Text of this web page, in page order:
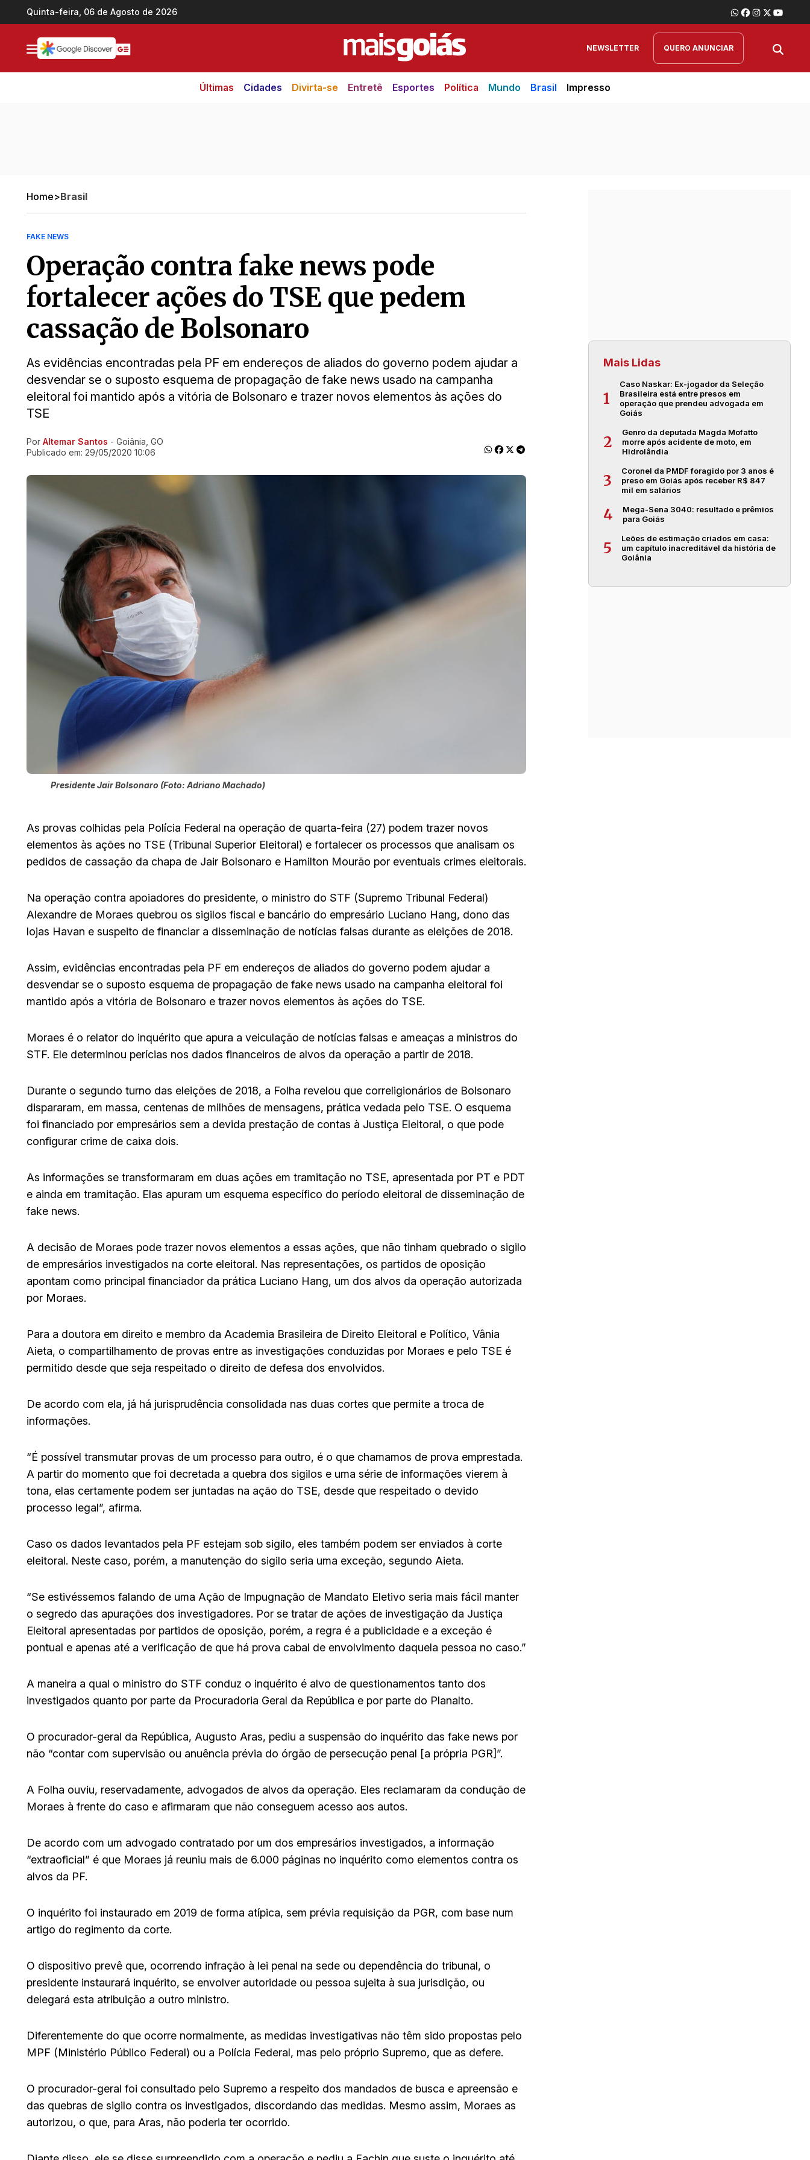
Ir direto pro conteúdo
Quinta-feira, 06 de Agosto de 2026
NEWSLETTER QUERO ANUNCIAR
Últimas Cidades Divirta-se Entretê Esportes Política Mundo Brasil Impresso
Home>Brasil
FAKE NEWS
Operação contra fake news pode
fortalecer ações do TSE que pedem
cassação de Bolsonaro
As evidências encontradas pela PF em endereços de aliados do governo podem ajudar a
desvendar se o suposto esquema de propagação de fake news usado na campanha
eleitoral foi mantido após a vitória de Bolsonaro e trazer novos elementos às ações do
TSE
Ir direto pra matéria
Por Altemar Santos - Goiânia, GO
Publicado em: 29/05/2020 10:06
Presidente Jair Bolsonaro (Foto: Adriano Machado)
As provas colhidas pela Polícia Federal na operação de quarta-feira (27) podem trazer novos
elementos às ações no TSE (Tribunal Superior Eleitoral) e fortalecer os processos que analisam os
pedidos de cassação da chapa de Jair Bolsonaro e Hamilton Mourão por eventuais crimes eleitorais.
Na operação contra apoiadores do presidente, o ministro do STF (Supremo Tribunal Federal)
Alexandre de Moraes quebrou os sigilos fiscal e bancário do empresário Luciano Hang, dono das
lojas Havan e suspeito de financiar a disseminação de notícias falsas durante as eleições de 2018.
Assim, evidências encontradas pela PF em endereços de aliados do governo podem ajudar a
desvendar se o suposto esquema de propagação de fake news usado na campanha eleitoral foi
mantido após a vitória de Bolsonaro e trazer novos elementos às ações do TSE.
Moraes é o relator do inquérito que apura a veiculação de notícias falsas e ameaças a ministros do
STF. Ele determinou perícias nos dados financeiros de alvos da operação a partir de 2018.
Durante o segundo turno das eleições de 2018, a Folha revelou que correligionários de Bolsonaro
dispararam, em massa, centenas de milhões de mensagens, prática vedada pelo TSE. O esquema
foi financiado por empresários sem a devida prestação de contas à Justiça Eleitoral, o que pode
configurar crime de caixa dois.
As informações se transformaram em duas ações em tramitação no TSE, apresentada por PT e PDT
e ainda em tramitação. Elas apuram um esquema específico do período eleitoral de disseminação de
fake news.
A decisão de Moraes pode trazer novos elementos a essas ações, que não tinham quebrado o sigilo
de empresários investigados na corte eleitoral. Nas representações, os partidos de oposição
apontam como principal financiador da prática Luciano Hang, um dos alvos da operação autorizada
por Moraes.
Para a doutora em direito e membro da Academia Brasileira de Direito Eleitoral e Político, Vânia
Aieta, o compartilhamento de provas entre as investigações conduzidas por Moraes e pelo TSE é
permitido desde que seja respeitado o direito de defesa dos envolvidos.
De acordo com ela, já há jurisprudência consolidada nas duas cortes que permite a troca de
informações.
“É possível transmutar provas de um processo para outro, é o que chamamos de prova emprestada.
A partir do momento que foi decretada a quebra dos sigilos e uma série de informações vierem à
tona, elas certamente podem ser juntadas na ação do TSE, desde que respeitado o devido
processo legal”, afirma.
Caso os dados levantados pela PF estejam sob sigilo, eles também podem ser enviados à corte
eleitoral. Neste caso, porém, a manutenção do sigilo seria uma exceção, segundo Aieta.
“Se estivéssemos falando de uma Ação de Impugnação de Mandato Eletivo seria mais fácil manter
o segredo das apurações dos investigadores. Por se tratar de ações de investigação da Justiça
Eleitoral apresentadas por partidos de oposição, porém, a regra é a publicidade e a exceção é
pontual e apenas até a verificação de que há prova cabal de envolvimento daquela pessoa no caso.”
A maneira a qual o ministro do STF conduz o inquérito é alvo de questionamentos tanto dos
investigados quanto por parte da Procuradoria Geral da República e por parte do Planalto.
O procurador-geral da República, Augusto Aras, pediu a suspensão do inquérito das fake news por
não “contar com supervisão ou anuência prévia do órgão de persecução penal [a própria PGR]”.
A Folha ouviu, reservadamente, advogados de alvos da operação. Eles reclamaram da condução de
Moraes à frente do caso e afirmaram que não conseguem acesso aos autos.
De acordo com um advogado contratado por um dos empresários investigados, a informação
“extraoficial” é que Moraes já reuniu mais de 6.000 páginas no inquérito como elementos contra os
alvos da PF.
O inquérito foi instaurado em 2019 de forma atípica, sem prévia requisição da PGR, com base num
artigo do regimento da corte.
O dispositivo prevê que, ocorrendo infração à lei penal na sede ou dependência do tribunal, o
presidente instaurará inquérito, se envolver autoridade ou pessoa sujeita à sua jurisdição, ou
delegará esta atribuição a outro ministro.
Diferentemente do que ocorre normalmente, as medidas investigativas não têm sido propostas pelo
MPF (Ministério Público Federal) ou a Polícia Federal, mas pelo próprio Supremo, que as defere.
O procurador-geral foi consultado pelo Supremo a respeito dos mandados de busca e apreensão e
das quebras de sigilo contra os investigados, discordando das medidas. Mesmo assim, Moraes as
autorizou, o que, para Aras, não poderia ter ocorrido.
Mais Lidas
1
Caso Naskar: Ex-jogador da Seleção
Brasileira está entre presos em
operação que prendeu advogada em
Goiás
2
Genro da deputada Magda Mofatto
morre após acidente de moto, em
Hidrolândia
3
Coronel da PMDF foragido por 3 anos é
preso em Goiás após receber R$ 847
mil em salários
4
Mega-Sena 3040: resultado e prêmios
para Goiás
5
Leões de estimação criados em casa:
um capítulo inacreditável da história de
Goiânia